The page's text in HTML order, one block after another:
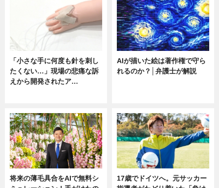
「小さな手に何度も針を刺し
たくない…」現場の悲痛な訴
えから開発されたア…
AIが描いた絵は著作権で守ら
れるのか？│弁護士が解説
将来の薄毛具合をAIで無料シ
17歳でドイツへ。元サッカー